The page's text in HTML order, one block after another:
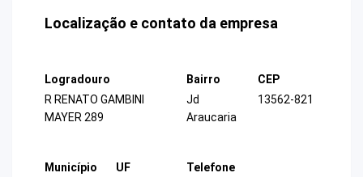
Localização e contato da empresa
Logradouro
R RENATO GAMBINI
MAYER 289
Bairro
Jd
Araucaria
CEP
13562-821
Município
UF
Telefone